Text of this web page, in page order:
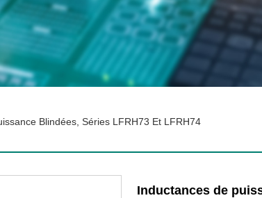
Blindées, Séries LFRH73 Et LFRH74
Inductances de